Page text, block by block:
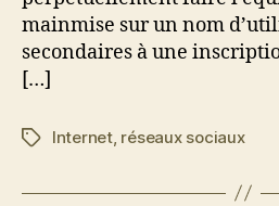
mainmise sur un nom
secondaires à une
[…]
Étiquettes
Internet, réseaux sociaux